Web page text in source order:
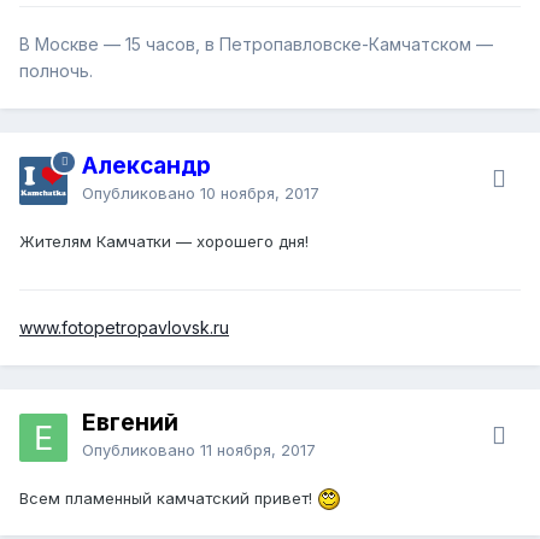
В Москве — 15 часов, в Петропавловске-Камчатском —
полночь.
Александр
Опубликовано 10 ноября, 2017
Жителям Камчатки — хорошего дня!
www.fotopetropavlovsk.ru
Евгений
Опубликовано 11 ноября, 2017
Всем пламенный камчатский привет!